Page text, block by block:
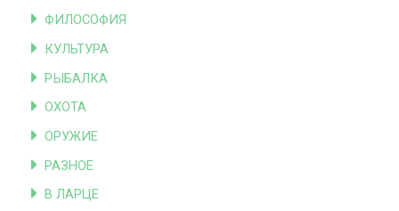
ФИЛОСОФИЯ
КУЛЬТУРА
РЫБАЛКА
ОХОТА
ОРУЖИЕ
РАЗНОЕ
В ЛАРЦЕ